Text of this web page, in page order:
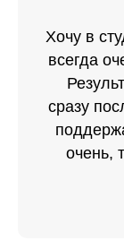
Хочу в
всегда
сразу
очень,